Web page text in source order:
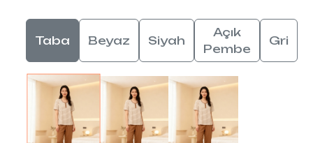
Taba Beyaz Siyah
Açık
Pembe
Gri